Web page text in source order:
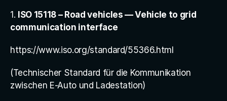
1. ISO 15118 – Road vehicles — Vehicle to grid
communication interface
https://www.iso.org/standard/55366.html
(Technischer Standard für die Kommunikation
zwischen E-Auto und Ladestation)